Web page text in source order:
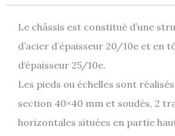
Le châssis est constitué d’une
d’acier d’épaisseur 20/10e et en
d‘épaisseur 25/10e.
Les pieds ou échelles sont
section 40×40 mm et soudés, 2
horizontales situées en partie